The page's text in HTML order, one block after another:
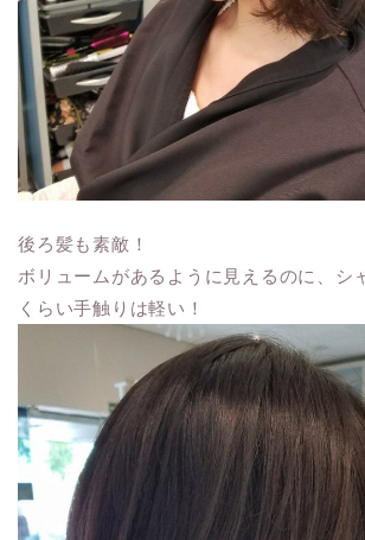
後ろ髪も素敵！
ボリュームがあるように見えるのに、シ
くらい手触りは軽い！